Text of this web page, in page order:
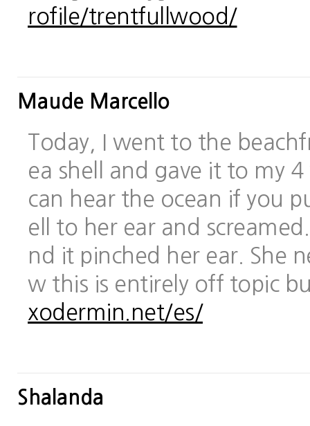
rofile/trentfullwood/
Maude Marcello
Today, I went to the
ea shell and gave it to my
can hear the ocean if you
ell to her ear and
nd it pinched her ear. She
w this is entirely off topic
xodermin.net/es/
Shalanda